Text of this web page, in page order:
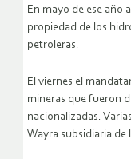
En mayo de ese año
propiedad de los
petroleras.
El viernes el
mineras que fueron
nacionalizadas.
Wayra subsidiaria de